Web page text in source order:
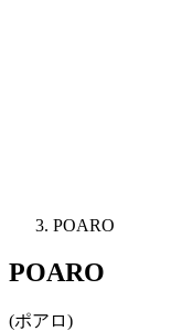
POARO
POARO
(ポアロ)